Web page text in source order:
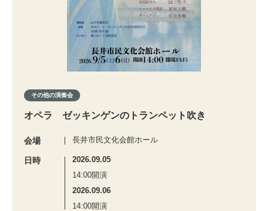
その他の演奏会
オペラ ゼッキンゲンのトランペット吹き
会場 長井市民文化会館ホール
日時
2026.09.05
14:00開演
2026.09.06
14:00開演